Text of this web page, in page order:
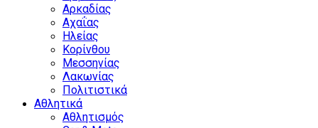
Αρκαδίας
Αχαΐας
Ηλείας
Κορίνθου
Μεσσηνίας
Λακωνίας
Πολιτιστικά
Αθλητικά
Αθλητισμός